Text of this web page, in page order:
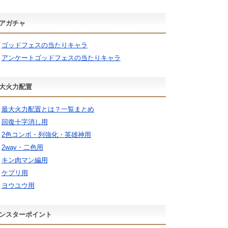
ガチャ
ゴッドフェスの当たりキャラ
アンケートゴッドフェスの当たりキャラ
火力配置
最大火力配置とは？一覧まとめ
回復十字消し用
2色コンボ・列強化・英雄神用
2way・二色用
キン肉マン編用
ケプリ用
ヨウユウ用
スターポイント